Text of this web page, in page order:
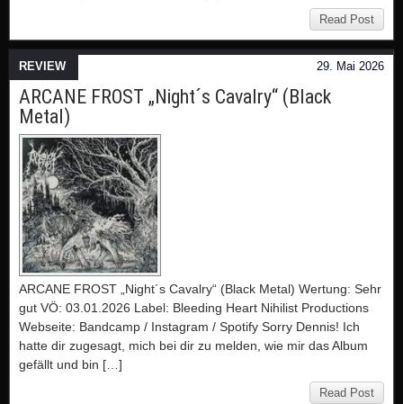
Read Post
29. Mai 2026
REVIEW
ARCANE FROST „Night´s Cavalry“ (Black
Metal)
ARCANE FROST „Night´s Cavalry“ (Black Metal) Wertung: Sehr
gut VÖ: 03.01.2026 Label: Bleeding Heart Nihilist Productions
Webseite: Bandcamp / Instagram / Spotify Sorry Dennis! Ich
hatte dir zugesagt, mich bei dir zu melden, wie mir das Album
gefällt und bin […]
Read Post